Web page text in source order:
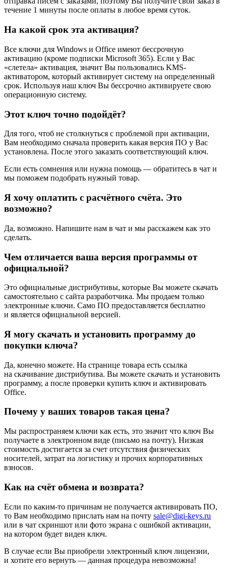
течение 1 минуты после оплаты в любое время суток.
На какой срок эта активация?
Все ключи для Windows и Office имеют бессрочную
активацию (кроме подписки Microsoft 365). Если у Вас
«слетела» активация, значит Вы пользовались KMS-
активатором, который активирует систему на определенный
срок. Используя наш ключ Вы бессрочно активируете свою
операционную систему.
Этот ключ точно подойдёт?
Для того, чтоб не столкнуться с проблемой при активации,
Вам необходимо сначала проверить какая версия ПО у Вас
установлена. После этого заказать соответствующий ключ.
Если есть сомнения или нужна помощь — обратитесь в чат и
мы поможем подобрать нужный товар.
Я хочу оплатить с расчётного счёта. Это
возможно?
Да, возможно. Напишите нам в чат и мы расскажем как это
сделать.
Чем отличается ваша версия программы от
официальной?
Это официальные дистрибутивы, которые Вы можете скачать
самостоятельно с сайта разработчика. Мы продаем только
электронные ключи. Само ПО предоставляется бесплатно
и является официальной версией.
Я могу скачать и установить программу до
покупки ключа?
Да, конечно можете. На странице товара есть ссылка
на скачивание дистрибутива. Вы можете скачать и установить
программу, а после проверки купить ключ и активировать
Office.
Почему у ваших товаров такая цена?
Мы распространяем ключи как есть, это значит что ключ Вы
получаете в электронном виде (письмо на почту). Низкая
стоимость достигается за счет отсутствия физических
носителей, затрат на логистику и прочих корпоративных
взносов.
Как на счёт обмена и возврата?
Если по каким-то причинам не получается активировать ПО,
то Вам необходимо прислать нам на почту sale@digi-keys.ru
или в чат скриншот или фото экрана с ошибкой активации,
на котором будет виден ключ.
В случае если Вы приобрели электронный ключ лицензии,
и хотите его вернуть — данная процедура невозможна!